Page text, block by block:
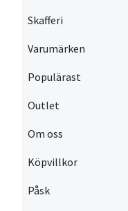
Skafferi
Varumärken
Populärast
Outlet
Om oss
Köpvillkor
Påsk